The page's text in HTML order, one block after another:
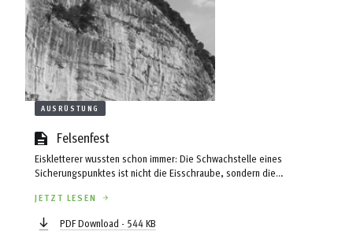
AUSRÜSTUNG
Felsenfest
Eiskletterer wussten schon immer: Die Schwachstelle eines
Sicherungspunktes ist nicht die Eisschraube, sondern die
für Bohrhaken im Fels gilt, wird durch jüngste Unfälle bestätigt. Gerald
Valentin und Michael Grassl zeigen die Problematik der Haltekräfte von
Bohrhaken im Fels.
JETZT LESEN
PDF Download - 544 KB